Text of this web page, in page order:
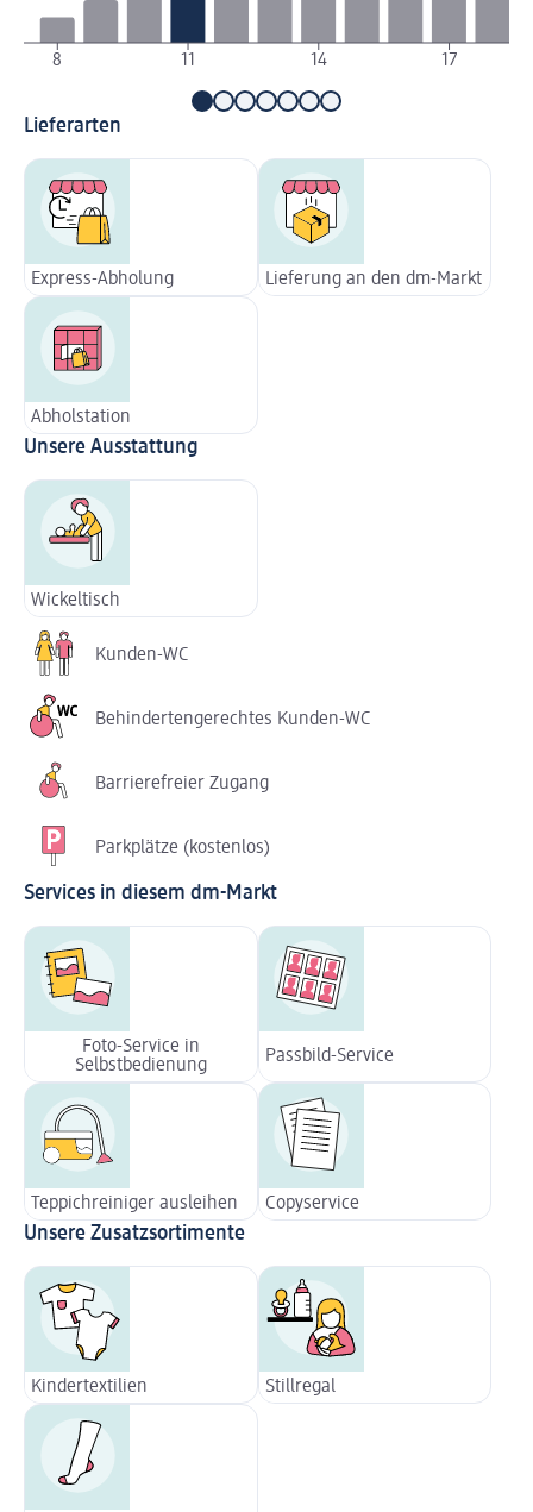
8 11 14 17
Lieferarten
Express-Abholung Lieferung an den dm-Markt
Abholstation
Unsere Ausstattung
Wickeltisch
Kunden-WC
Behindertengerechtes Kunden-WC
Barrierefreier Zugang
Parkplätze (kostenlos)
Services in diesem dm-Markt
Foto-Service in
Selbstbedienung
Passbild-Service
Teppichreiniger ausleihen Copyservice
Unsere Zusatzsortimente
Kindertextilien Stillregal